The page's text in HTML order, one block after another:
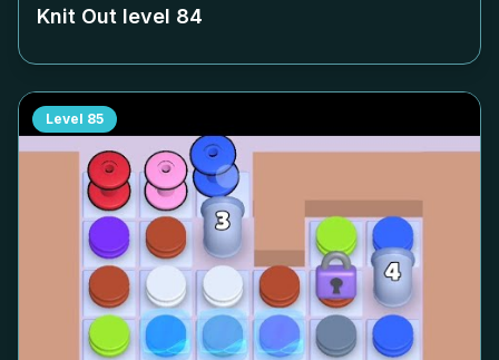
Knit Out level 84
Level 85